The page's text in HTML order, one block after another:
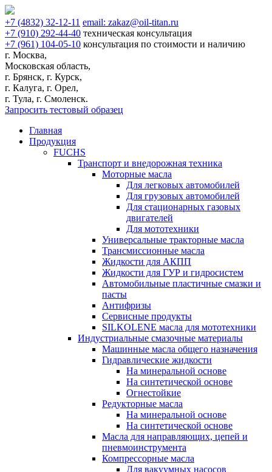
+7 (4832) 32-12-11 email: zakaz@oil-titan.ru
+7 (910) 292-44-40 техническая консультация
+7 (961) 104-05-10 консультация по стоимости и наличию
г. Москва,
Московская область,
г. Брянск, г. Курск,
г. Калуга, г. Орел,
г. Тула, г. Смоленск.
Запросить тестовый образец
Главная
Продукция
FUCHS
Транспорт и внедорожная техника
Моторные масла
Для легковых автомобилей
Для грузовых автомобилей
Для стационарных газовых
двигателей
Для мототехники
Универсальные тракторные масла
Трансмиссионные масла
Жидкости для АКПП
Жидкости для ГУР и гидросистем
Автомобильные пластичные смазки и
пасты
Антифризы
Сервисные продукты
SILKOLENE масла для мототехники
Индустриальные смазочные материалы
Машинные масла общего назначения
Гидравлические жидкости
На минеральной основе
На синтетической основе
Огнестойкие
Редукторные масла
На минеральной основе
На синтетической основе
Масла для направляющих, цепей и
пневмоинструмента
Компрессорные масла
Для вакуумных насосов